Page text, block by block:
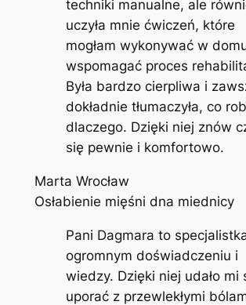
techniki manualne, ale
uczyła mnie ćwiczeń, które
mogłam wykonywać w
wspomagać proces
Była bardzo cierpliwa i
dokładnie tłumaczyła, co
dlaczego. Dzięki niej znów
się pewnie i komfortowo.
Marta Wrocław
Osłabienie mięśni dna miednicy
Pani Dagmara to
ogromnym doświadczeniu i
wiedzy. Dzięki niej udało mi
uporać z przewlekłymi